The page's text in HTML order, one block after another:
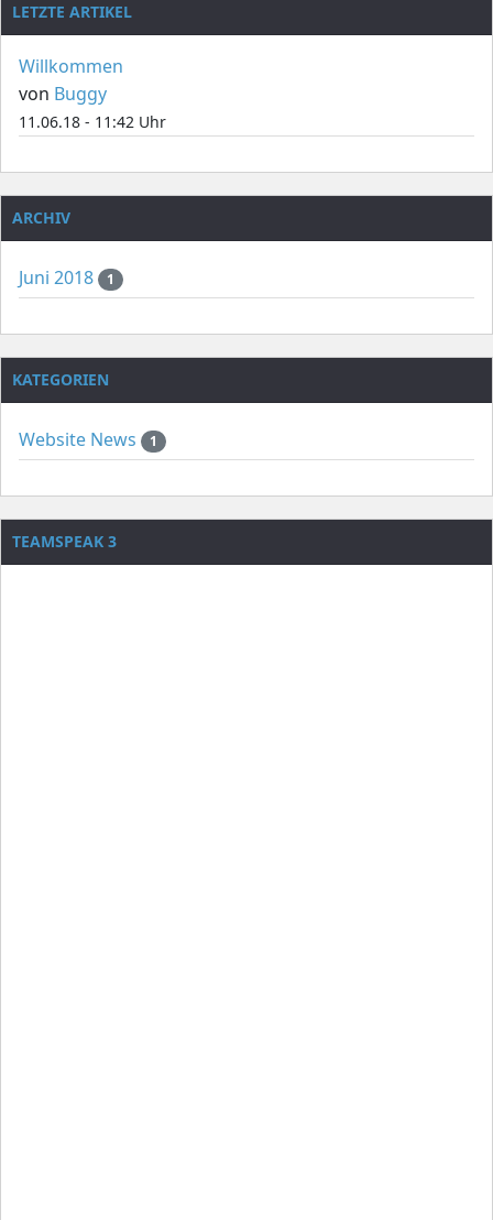
LETZTE ARTIKEL
Willkommen
von Buggy
11.06.18 - 11:42 Uhr
ARCHIV
Juni 2018 1
KATEGORIEN
Website News 1
TEAMSPEAK 3